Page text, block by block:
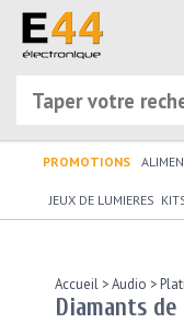
PROMOTIONS
JEUX DE LUMIERES
Accueil >Audio >
Diamants